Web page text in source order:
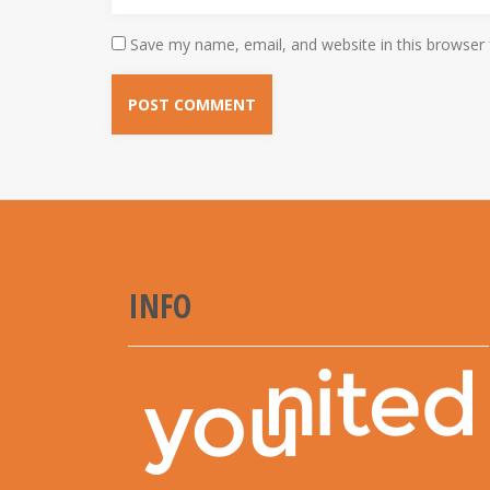
Save my name, email, and website in this
INFO